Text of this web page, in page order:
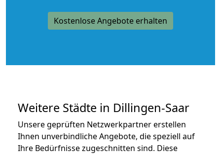
Kostenlose Angebote erhalten
Weitere Städte in Dillingen-Saar
Unsere geprüften Netzwerkpartner erstellen
Ihnen unverbindliche Angebote, die speziell auf
Ihre Bedürfnisse zugeschnitten sind. Diese